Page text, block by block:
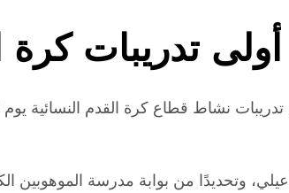
تدريبات كرة